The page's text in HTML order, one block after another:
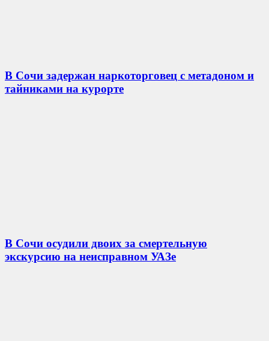
В Сочи задержан наркоторговец с метадоном и
тайниками на курорте
В Сочи осудили двоих за смертельную
экскурсию на неисправном УАЗе